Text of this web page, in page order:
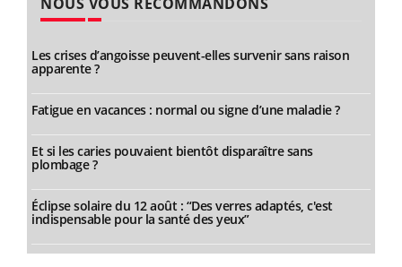
Les crises d’angoisse peuvent-elles survenir sans raison
apparente ?
Fatigue en vacances : normal ou signe d’une maladie ?
Et si les caries pouvaient bientôt disparaître sans
plombage ?
Éclipse solaire du 12 août : “Des verres adaptés, c'est
indispensable pour la santé des yeux”